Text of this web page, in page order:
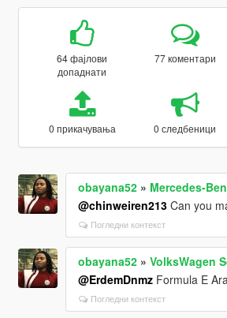
64 фајлови
допаднати
77 коментари
0 прикачувања 0 следбеници
obayana52» Mercedes-
@chinweiren213Can you
Погледни контекст
obayana52» VolksWagen
@ErdemDnmzFormula E
Погледни контекст